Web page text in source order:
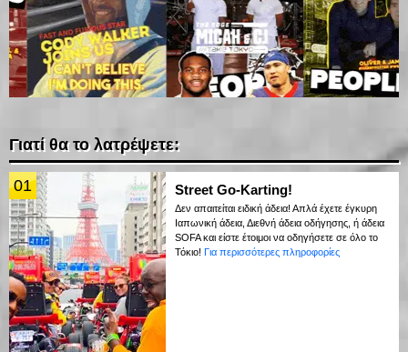
Γιατί θα το λατρέψετε:
01 Street Go-Karting!
Δεν απαιτείται ειδική άδεια! Απλά έχετε έγκυρη
Ιαπωνική άδεια, Διεθνή άδεια οδήγησης, ή άδεια
SOFA και είστε έτοιμοι να οδηγήσετε σε όλο το
Τόκιο! Για περισσότερες πληροφορίες